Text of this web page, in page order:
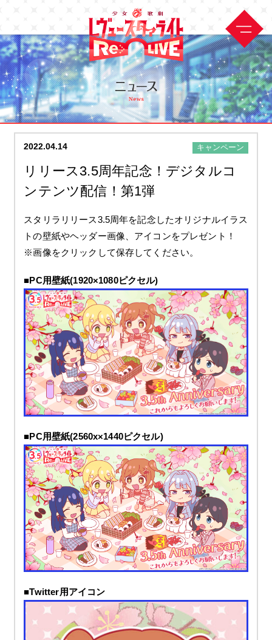
2022.04.14 キャンペーン
リリース3.5周年記念！デジタルコ
ンテンツ配信！第1弾
スタリラリリース3.5周年を記念したオリジナルイラス
トの壁紙やヘッダー画像、アイコンをプレゼント！
※画像をクリックして保存してください。
■PC用壁紙(1920×1080ピクセル)
■PC用壁紙(2560x×1440ピクセル)
■Twitter用アイコン